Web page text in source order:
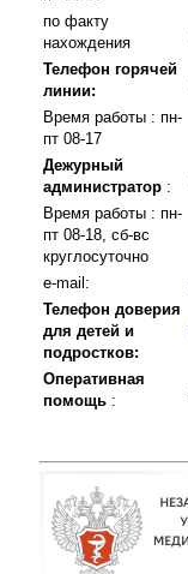
по факту
нахождения
Телефон горячей
линии:
Время работы : пн-
пт 08-17
Дежурный
администратор :
Время работы : пн-
пт 08-18, сб-вс
круглосуточно
e-mail:
Телефон доверия
для детей и
подростков:
Оперативная
помощь :